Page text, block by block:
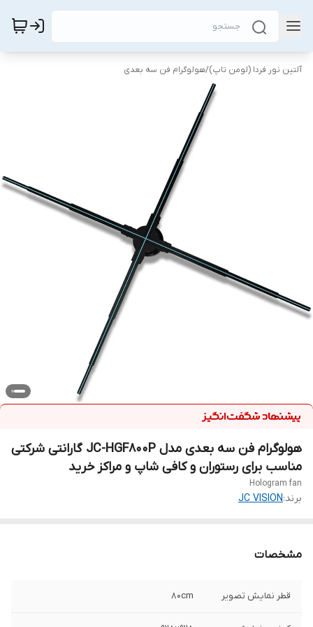
آلتین نور فردا (لومن تاپ)/هولوگرام فن سه بعدی
هولوگرام فن سه بعدی مدل JC-HGF800P گارانتی شرکتی
مناسب برای رستوران و کافی شاپ و مراکز خرید
Hologram fan
برند:JC VISION
مشخصات
قطر نمایش تصویر 80cm